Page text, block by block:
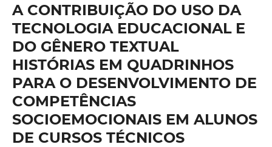
A CONTRIBUIÇÃO DO USO DA
TECNOLOGIA EDUCACIONAL E
DO GÊNERO TEXTUAL
HISTÓRIAS EM QUADRINHOS
PARA O DESENVOLVIMENTO DE
COMPETÊNCIAS
SOCIOEMOCIONAIS EM ALUNOS
DE CURSOS TÉCNICOS